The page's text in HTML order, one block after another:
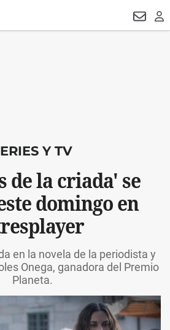
Y TV
de la criada' se
domingo en
en la novela de la periodista y
Onega, ganadora del Premio
Planeta.